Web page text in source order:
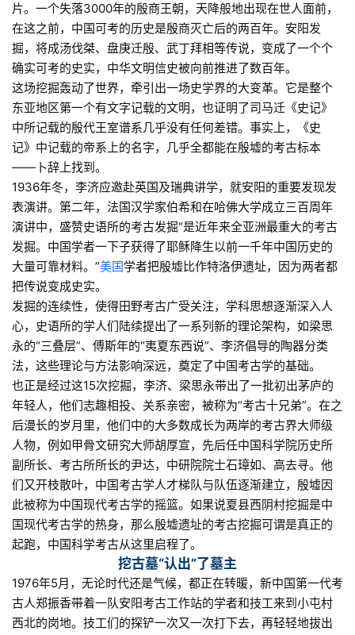
片。一个失落3000年的殷商王朝，天降般地出现在世人面前，
在这之前，中国可考的历史是殷商灭亡后的两百年。安阳发
掘，将成汤伐桀、盘庚迁殷、武丁拜相等传说，变成了一个个
确实可考的史实，中华文明信史被向前推进了数百年。
这场挖掘轰动了世界，牵引出一场史学界的大变革。它是整个
东亚地区第一个有文字记载的文明，也证明了司马迁《史记》
中所记载的殷代王室谱系几乎没有任何差错。事实上，《史
记》中记载的帝系上的名字，几乎全都能在殷墟的考古标本
——卜辞上找到。
1936年冬，李济应邀赴英国及瑞典讲学，就安阳的重要发现发
表演讲。第二年，法国汉学家伯希和在哈佛大学成立三百周年
演讲中，盛赞史语所的考古发掘“是近年来全亚洲最重大的考古
发掘。中国学者一下子获得了耶稣降生以前一千年中国历史的
大量可靠材料。”美国学者把殷墟比作特洛伊遗址，因为两者都
把传说变成史实。
发掘的连续性，使得田野考古广受关注，学科思想逐渐深入人
心，史语所的学人们陆续提出了一系列新的理论架构，如梁思
永的“三叠层”、傅斯年的“夷夏东西说”、李济倡导的陶器分类
法，这些理论与方法影响深远，奠定了中国考古学的基础。
也正是经过这15次挖掘，李济、梁思永带出了一批初出茅庐的
年轻人，他们志趣相投、关系亲密，被称为“考古十兄弟”。在之
后漫长的岁月里，他们中的大多数成长为两岸的考古界大师级
人物，例如甲骨文研究大师胡厚宣，先后任中国科学院历史所
副所长、考古所所长的尹达，中研院院士石璋如、高去寻。他
们又开枝散叶，中国考古学人才梯队与队伍逐渐建立，殷墟因
此被称为中国现代考古学的摇篮。如果说夏县西阴村挖掘是中
国现代考古学的热身，那么殷墟遗址的考古挖掘可谓是真正的
起跑，中国科学考古从这里启程了。
挖古墓“认出”了墓主
1976年5月，无论时代还是气候，都正在转暖，新中国第一代考
古人郑振香带着一队安阳考古工作站的学者和技工来到小屯村
西北的岗地。技工们的探铲一次又一次打下去，再轻轻地拔出